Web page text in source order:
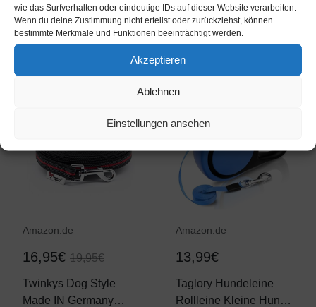
wie das Surfverhalten oder eindeutige IDs auf dieser Website verarbeiten.
Wenn du deine Zustimmung nicht erteilst oder zurückziehst, können
bestimmte Merkmale und Funktionen beeinträchtigt werden.
Akzeptieren
Ablehnen
Einstellungen ansehen
Hunde - Lange
Hundeleine 5m / 10m /
15m / 20m mit
Laufleine für Hunde mit
Amazon / Ebay
bis 50 kg
Amazon / Ebay
-15%
Amazon.de
16,95€ 19,95€
Twinkys Dog Style
Made IN Germany
Amazon.de
13,99€
Taglory Hundeleine
Rollleine Kleine Hunde